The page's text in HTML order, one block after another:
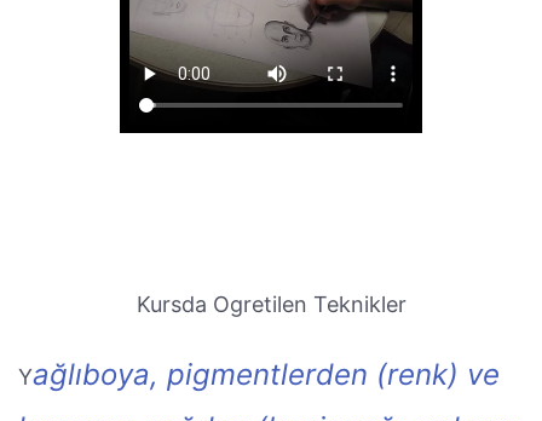
Kursda Ogretilen Teknikler
Yağlıboya, pigmentlerden (renk) ve